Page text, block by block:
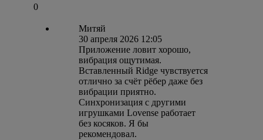
0
Митяй
30 апреля 2026 12:05
Приложение ловит хорошо,
вибрация ощутимая.
Вставленный Ridge чувствуется
отлично за счёт рёбер даже без
вибрации приятно.
Синхронизация с другими
игрушками Lovense работает
без косяков. Я бы
рекомендовал.